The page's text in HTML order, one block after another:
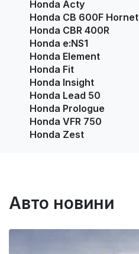
Honda Acty
Honda CB 600F Hornet
Honda CBR 400R
Honda e:NS1
Honda Element
Honda Fit
Honda Insight
Honda Lead 50
Honda Prologue
Honda VFR 750
Honda Zest
Авто новини